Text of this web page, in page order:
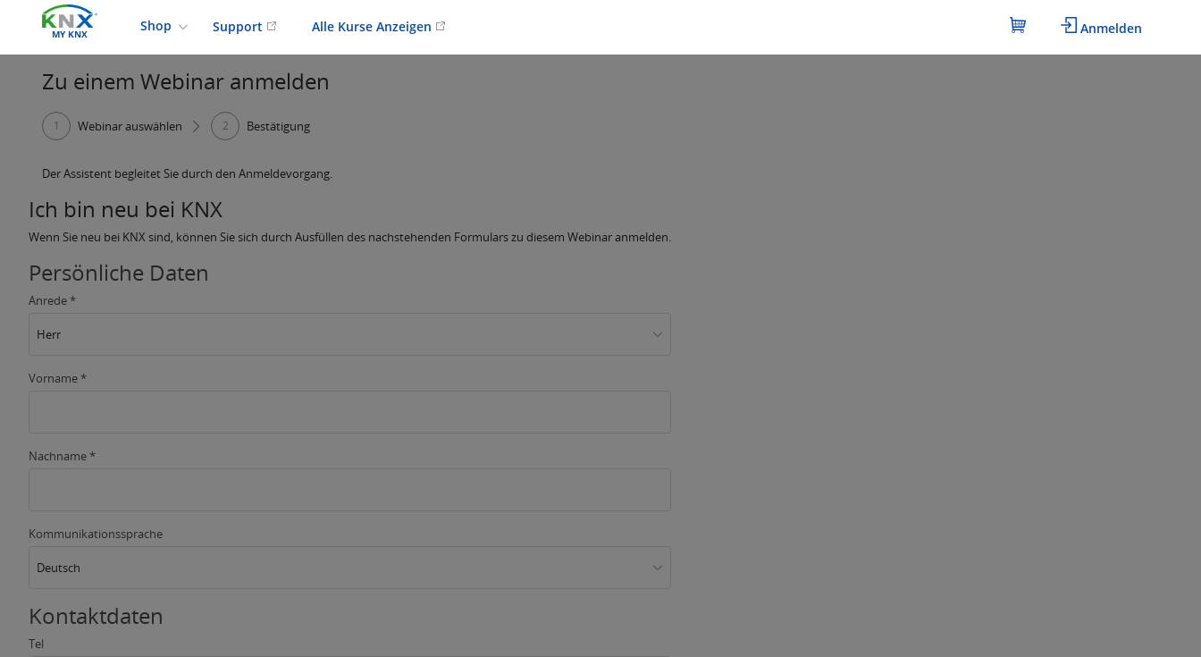
MY KNX
Shop Support Alle Kurse Anzeigen Anmelden
Zu einem Webinar anmelden
1 Webinar auswählen 2 Bestätigung
Der Assistent begleitet Sie durch den Anmeldevorgang.
Ich bin neu bei KNX
Wenn Sie neu bei KNX sind, können Sie sich durch Ausfüllen des nachstehenden Formulars zu diesem Webinar anmelden.
Persönliche Daten
Anrede *
Herr
Vorname *
Nachname *
Kommunikationssprache
Deutsch
Kontaktdaten
Tel